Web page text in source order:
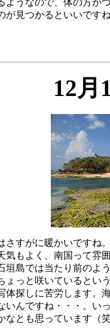
ようなので、体の方が
12月
さすがに暖かいですね
気もよく、南国って雰
垣島では当たり前のよ
ょっと咲いているとい
体探しに苦労します。
いんですね・・・。い